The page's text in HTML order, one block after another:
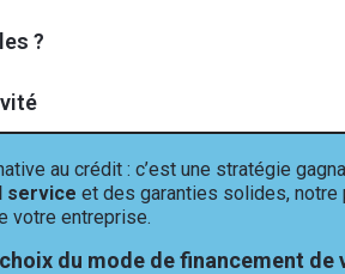
?
au crédit : c’est une stratégie
service et des garanties solides, notre
votre entreprise.
du mode de financement